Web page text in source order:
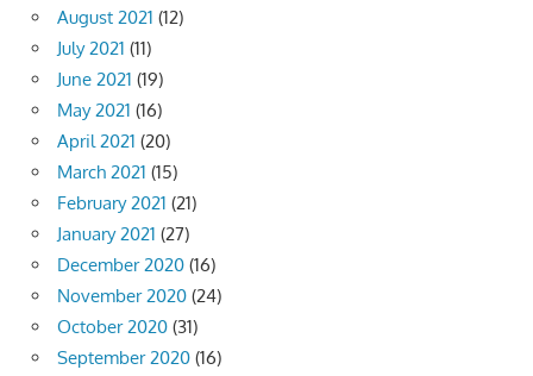
August 2021 (12)
July 2021 (11)
June 2021 (19)
May 2021 (16)
April 2021 (20)
March 2021 (15)
February 2021 (21)
January 2021 (27)
December 2020 (16)
November 2020 (24)
October 2020 (31)
September 2020 (16)